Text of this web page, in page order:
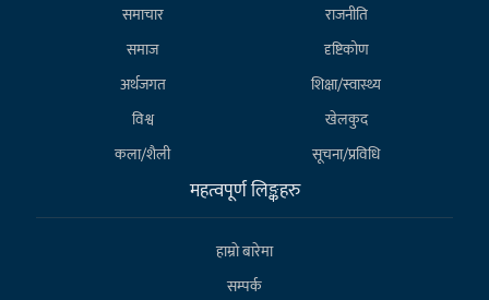
समाचार
राजनीति
समाज
दृष्टिकोण
अर्थजगत
शिक्षा/स्वास्थ्य
विश्व
खेलकुद
कला/शैली
सूचना/प्रविधि
महत्वपूर्ण लिङ्कहरु
हाम्राे बारेमा
सम्पर्क